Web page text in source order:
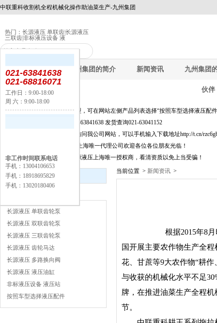
中联重科收割机全程机械化操作助油菜生产-九州集团
热门： 长源液压 单联齿长源液压
三联齿非标液压设备 液
九州集团 九州集团的简介 新闻资讯 九州集团
伙伴
公告：快速选择产品及新品选型，可在网站左侧产品列表选择“按照车型选择液压配
询价选型及信息咨询021-63841638 发货查询021-63041152
为方便移动端上网客户访问我公司网站，可以手机输入下载地址http://t.cn/
长源液压股份有限公司,上海唯一代理公司欢迎各位各位朋友光临！
上海闵丰工业器材是长源液压上海唯一授权商，看清资质以免上当受骗！
新闻资讯
长源液压 单联齿轮泵
长源液压 双联齿轮泵
长源液压 三联齿轮泵
长源液压 齿轮马达
长源液压 多路换向阀
长源液压 液压油缸
非标液压设备 液压站
按照车型选择液压配件
当前位置 > 新闻资讯 >
根据2015年8
国开展主要农作物生产全
花、甘蔗等9大农作物“耕
与收获的机械化水平不足
牌，在推进油菜生产全程
节。
021-63841638
021-68816071
工作日：9:00-18:00
周 六：9:00-18:00
非工作时间联系电话
手机：13004106653
手机：18918695829
手机：13020180406